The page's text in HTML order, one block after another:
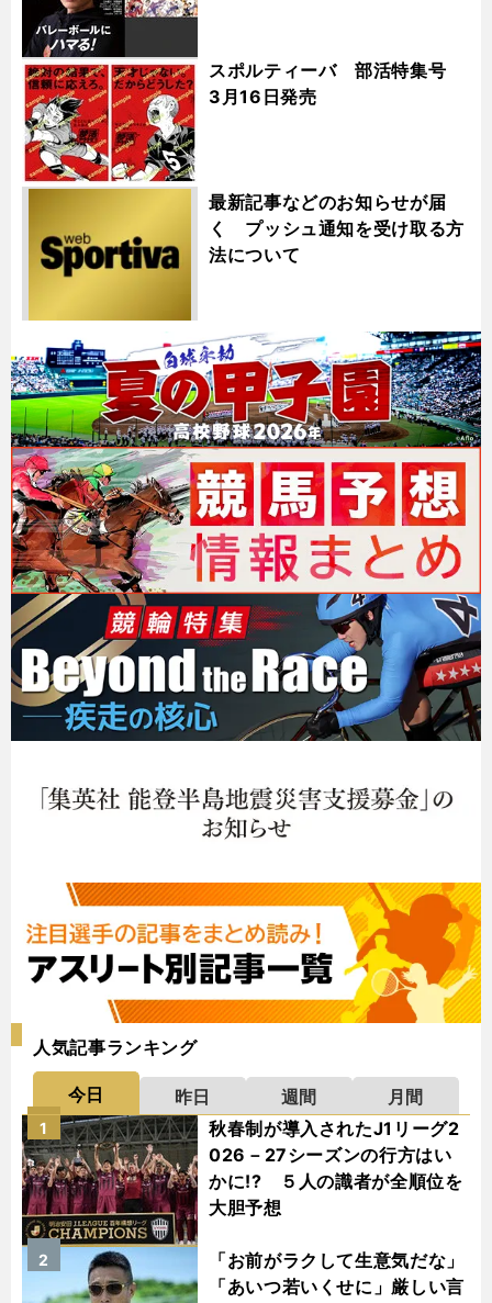
スポルティーバ 部活特集号
3月16日発売
最新記事などのお知らせが届
く プッシュ通知を受け取る方
法について
人気記事ランキング
今日 昨日 週間
月間
秋春制が導入されたJ1リーグ2
026－27シーズンの行方はい
かに!? ５人の識者が全順位を
大胆予想
1
「お前がラクして生意気だな」
「あいつ若いくせに」厳しい言
2